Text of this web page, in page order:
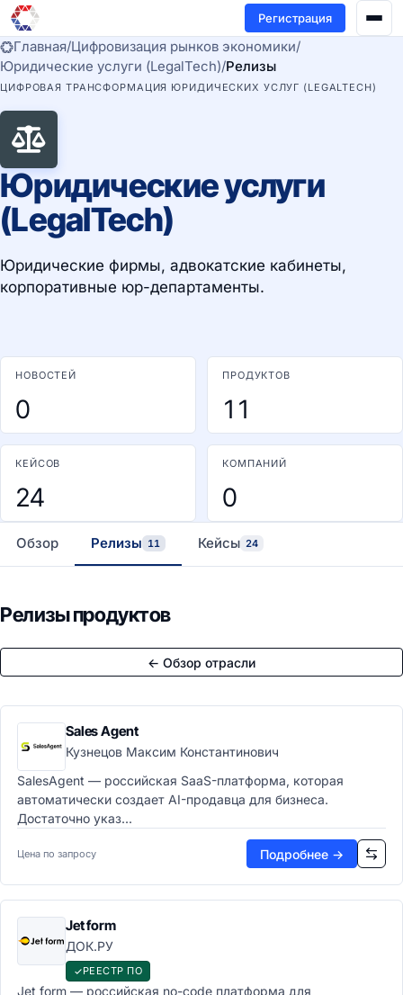
Регистрация
Главная/Цифровизация рынков экономики/
Юридические услуги (LegalTech)/Релизы
ЦИФРОВАЯ ТРАНСФОРМАЦИЯ ЮРИДИЧЕСКИХ УСЛУГ (LEGALTECH)
Юридические услуги
(LegalTech)
Юридические фирмы, адвокатские кабинеты,
корпоративные юр-департаменты.
НОВОСТЕЙ
0
ПРОДУКТОВ
11
КЕЙСОВ
24
КОМПАНИЙ
0
Обзор Релизы 11 Кейсы 24
Релизы продуктов
← Обзор отрасли
Sales Agent
Кузнецов Максим Константинович
SalesAgent — российская SaaS-платформа, которая
автоматически создает AI-продавца для бизнеса.
Достаточно указ...
Цена по запросу Подробнее →
Jet form
ДОК.РУ
РЕЕСТР ПО
Jet form — российская no-code платформа для